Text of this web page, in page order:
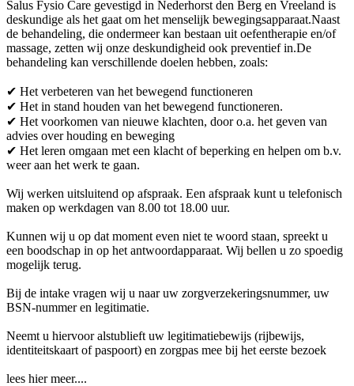
Salus Fysio Care gevestigd in Nederhorst den Berg en Vreeland is
deskundige als het gaat om het menselijk bewegingsapparaat.Naast
de behandeling, die ondermeer kan bestaan uit oefentherapie en/of
massage, zetten wij onze deskundigheid ook preventief in.De
behandeling kan verschillende doelen hebben, zoals:
✔ Het verbeteren van het bewegend functioneren
✔ Het in stand houden van het bewegend functioneren.
✔ Het voorkomen van nieuwe klachten, door o.a. het geven van
advies over houding en beweging
✔ Het leren omgaan met een klacht of beperking en helpen om b.v.
weer aan het werk te gaan.
Wij werken uitsluitend op afspraak. Een afspraak kunt u telefonisch
maken op werkdagen van 8.00 tot 18.00 uur.
Kunnen wij u op dat moment even niet te woord staan, spreekt u
een boodschap in op het antwoordapparaat. Wij bellen u zo spoedig
mogelijk terug.
Bij de intake vragen wij u naar uw zorgverzekeringsnummer, uw
BSN-nummer en legitimatie.
Neemt u hiervoor alstublieft uw legitimatiebewijs (rijbewijs,
identiteitskaart of paspoort) en zorgpas mee bij het eerste bezoek
lees hier meer....